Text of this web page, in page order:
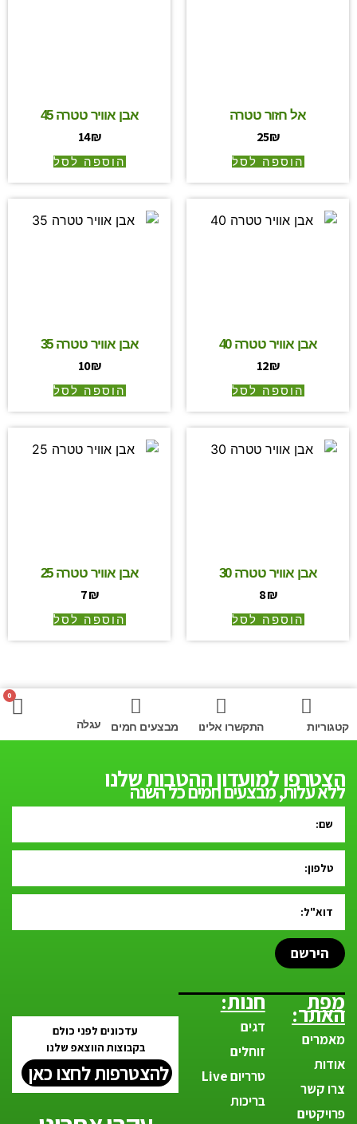
אל חזור טטרה
25₪
הוספה לסל
אבן אוויר טטרה 45
14₪
הוספה לסל
אבן אוויר טטרה 40
12₪
הוספה לסל
אבן אוויר טטרה 35
10₪
הוספה לסל
אבן אוויר טטרה 30
8₪
הוספה לסל
אבן אוויר טטרה 25
7₪
הוספה לסל
קטגוריות התקשרו אלינו מבצעים חמים
0
עגלה
הצטרפו למועדון ההטבות שלנו
ללא עלות, מבצעים חמים כל השנה
הירשם
מפת
האתר:
מאמרים
אודות
צרו קשר
פרויקטים
חנות:
דגים
זוחלים
טרריום Live
בריכות
עדכונים לפני כולם
בקבוצות הווצאפ שלנו
להצטרפות לחצו כאן